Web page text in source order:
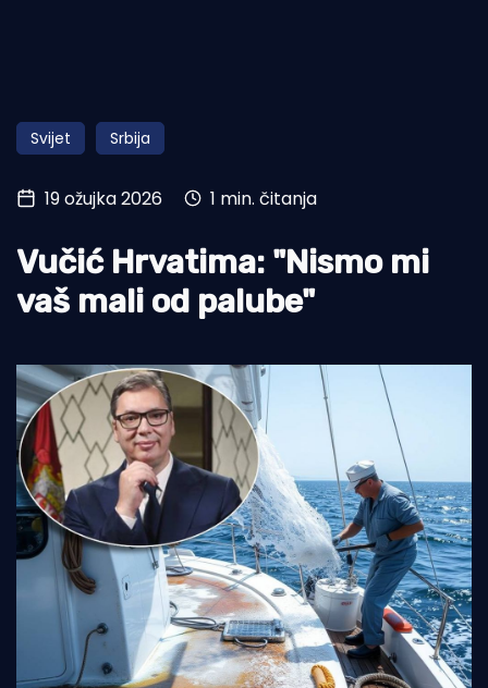
Obala
Otoci
Turizam i nautika
Pomorstvo
Ribolov
Tradicija i kultura
Svijet Srbija
19 ožujka 2026 1 min. čitanja
Vučić Hrvatima: "Nismo mi
vaš mali od palube"